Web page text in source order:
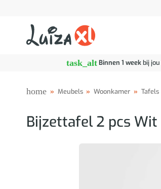
task_altBinnen 1 weekbij
home » Meubels » Woonkamer » Tafels
Bijzettafel 2 pcs